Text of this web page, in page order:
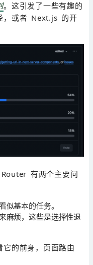
。这引发了一些有趣的
，或者 Next.js 的开
有两个主要问
似基本的任务。
麻烦，这些是选择性退
的前身，页面路由